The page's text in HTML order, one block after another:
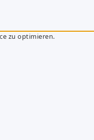
zu optimieren.